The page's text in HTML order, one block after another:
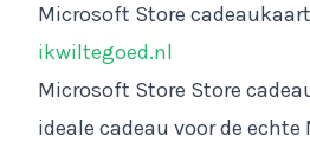
Microsoft Store
ikwiltegoed.nl
Microsoft Store Store
ideale cadeau voor de